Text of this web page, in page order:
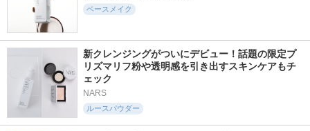
D-UVシールド トー
ンアップ
アスタリフト
5.9
478件
玉容桃花ルースパウ
4.9
2142件
スポットメンテパウ
ベースメイク
新クレンジングがついにデビュー！話題の限定プ
リズマリフ粉や透明感を引き出すスキンケアもチ
ェック
NARS
ルースパウダー